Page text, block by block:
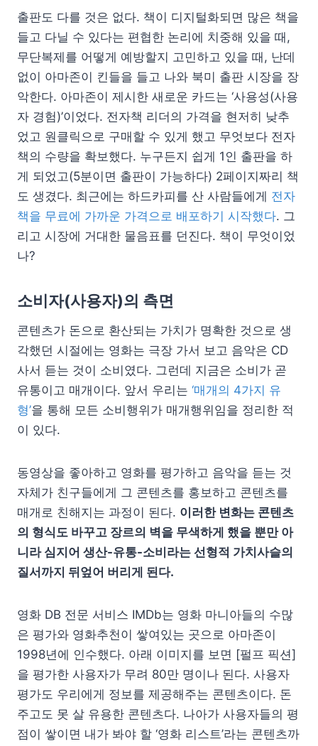
출판도 다를 것은 없다. 책이 디지털화되면 많은 책을
들고 다닐 수 있다는 편협한 논리에 치중해 있을 때,
무단복제를 어떻게 예방할지 고민하고 있을 때, 난데
없이 아마존이 킨들을 들고 나와 북미 출판 시장을 장
악한다. 아마존이 제시한 새로운 카드는 ‘사용성(사용
자 경험)’이었다. 전자책 리더의 가격을 현저히 낮추
었고 원클릭으로 구매할 수 있게 했고 무엇보다 전자
책의 수량을 확보했다. 누구든지 쉽게 1인 출판을 하
게 되었고(5분이면 출판이 가능하다) 2페이지짜리 책
도 생겼다. 최근에는 하드카피를 산 사람들에게 전자
책을 무료에 가까운 가격으로 배포하기 시작했다. 그
리고 시장에 거대한 물음표를 던진다. 책이 무엇이었
나?
소비자(사용자)의 측면
콘텐츠가 돈으로 환산되는 가치가 명확한 것으로 생
각했던 시절에는 영화는 극장 가서 보고 음악은 CD
사서 듣는 것이 소비였다. 그런데 지금은 소비가 곧
유통이고 매개이다. 앞서 우리는 ‘매개의 4가지 유
형’을 통해 모든 소비행위가 매개행위임을 정리한 적
이 있다.
동영상을 좋아하고 영화를 평가하고 음악을 듣는 것
자체가 친구들에게 그 콘텐츠를 홍보하고 콘텐츠를
매개로 친해지는 과정이 된다. 이러한 변화는 콘텐츠
의 형식도 바꾸고 장르의 벽을 무색하게 했을 뿐만 아
니라 심지어 생산-유통-소비라는 선형적 가치사슬의
질서까지 뒤엎어 버리게 된다.
영화 DB 전문 서비스 IMDb는 영화 마니아들의 수많
은 평가와 영화추천이 쌓여있는 곳으로 아마존이
1998년에 인수했다. 아래 이미지를 보면 [펄프 픽션]
을 평가한 사용자가 무려 80만 명이나 된다. 사용자
평가도 우리에게 정보를 제공해주는 콘텐츠이다. 돈
주고도 못 살 유용한 콘텐츠다. 나아가 사용자들의 평
점이 쌓이면 내가 봐야 할 ‘영화 리스트’라는 콘텐츠까